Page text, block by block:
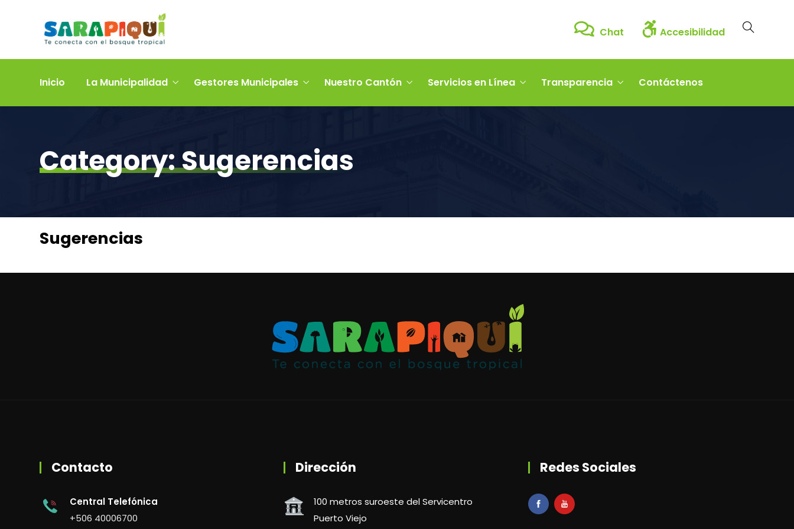
Chat Accesibilidad
Inicio La Municipalidad Gestores Municipales Nuestro Cantón Servicios en Línea Transparencia Contáctenos
Category:Sugerencias
Sugerencias
Contacto
Central Telefónica
+506 40006700
Dirección
100 metros suroeste del Servicentro
Puerto Viejo
Redes Sociales